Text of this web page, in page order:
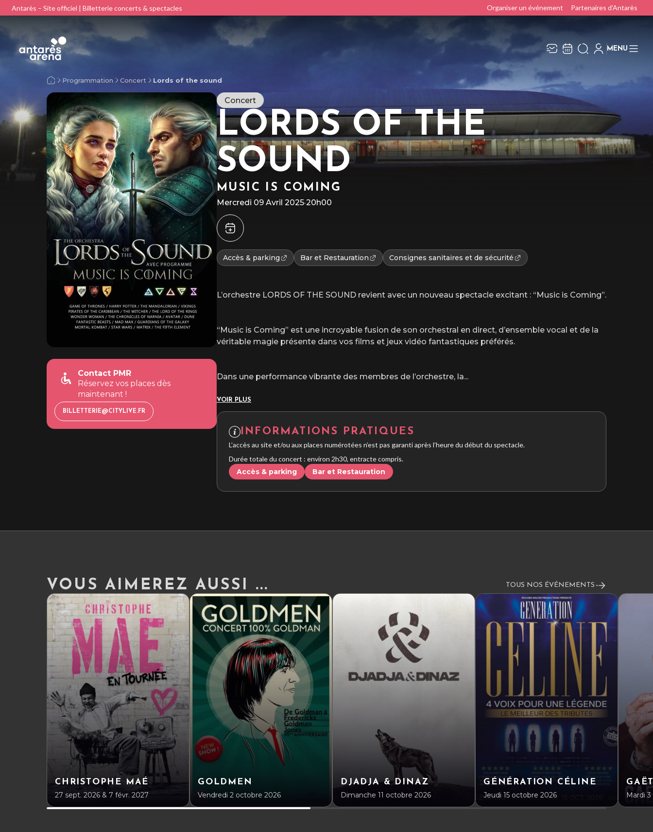
Antarès – Site officiel | Billetterie concerts & spectacles Organiser un événement Partenaires d'Antarès
Fermer
Recevez toute l’actualité en
vous abonnant à notre
newsletter :
ENVOYER
Rivaj Group traite votre adresse électronique pour
la gestion de votre abonnement à la newsletter de
Antarès. Vous pouvez retirer votre consentement
à tout moment. Pour en savoir plus, consultez
MENU
Programmation Concert Lords of the sound
Contact PMR
Réservez vos places dès
maintenant !
BILLETTERIE@CITYLIVE.FR
Concert
LORDS OF THE
SOUND
MUSIC IS COMING
Mercredi 09 Avril 2025·20h00
Accès & parking Bar et Restauration Consignes sanitaires et de sécurité
L’orchestre LORDS OF THE SOUND revient avec un nouveau spectacle excitant : “Music is Coming”.
“Music is Coming” est une incroyable fusion de son orchestral en direct, d’ensemble vocal et de la
véritable magie présente dans vos films et jeux vidéo fantastiques préférés.
Dans une performance vibrante des membres de l’orchestre, la...
VOIR PLUS
INFORMATIONS PRATIQUES
L’accès au site et/ou aux places numérotées n’est pas garanti après l’heure du début du spectacle.
Durée totale du concert : environ 2h30, entracte compris.
Accès & parking Bar et Restauration
VOUS AIMEREZ AUSSI ... TOUS NOS ÉVÉNEMENTS
CHRISTOPHE MAÉ
27 sept. 2026 & 7 févr. 2027
GOLDMEN
Vendredi 2 octobre 2026
DJADJA & DINAZ
Dimanche 11 octobre 2026
GÉNÉRATION CÉLINE
Jeudi 15 octobre 2026 Mardi